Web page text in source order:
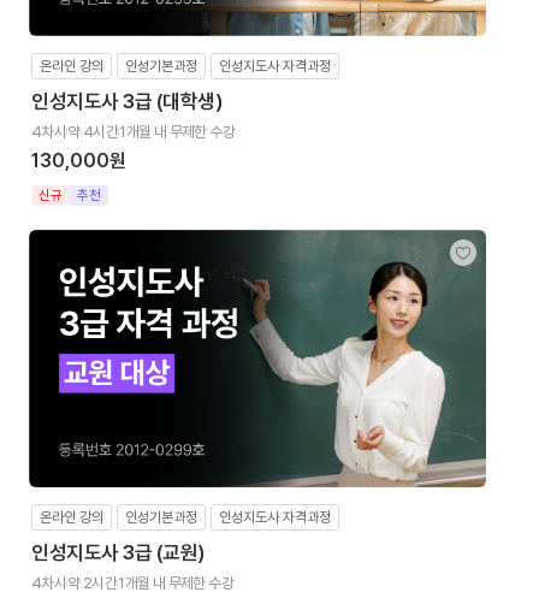
온라인 강의 인성기본과정 인성지도사 자격과정
인성지도사 3급 (대학생)
4차시약 4시간1개월 내 무제한 수강
130,000원
신규 추천
온라인 강의 인성기본과정 인성지도사 자격과정
인성지도사 3급 (교원)
4차시약 2시간1개월 내 무제한 수강